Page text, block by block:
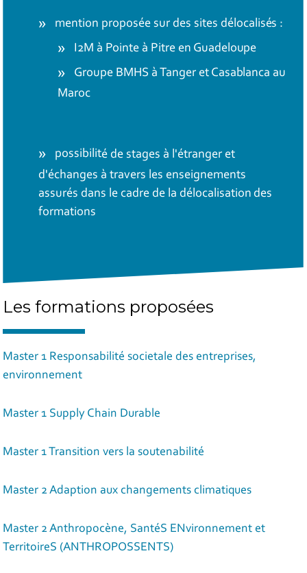
mention proposée sur des sites délocalisés :
I2M à Pointe à Pitre en Guadeloupe
Groupe BMHS à Tanger et Casablanca au
Maroc
possibilité de stages à l'étranger et
d'échanges à travers les enseignements
assurés dans le cadre de la délocalisation des
formations
Les formations proposées
Master 1 Responsabilité societale des entreprises,
environnement
Master 1 Supply Chain Durable
Master 1 Transition vers la soutenabilité
Master 2 Adaption aux changements climatiques
Master 2 Anthropocène, SantéS ENvironnement et
TerritoireS (ANTHROPOSSENTS)